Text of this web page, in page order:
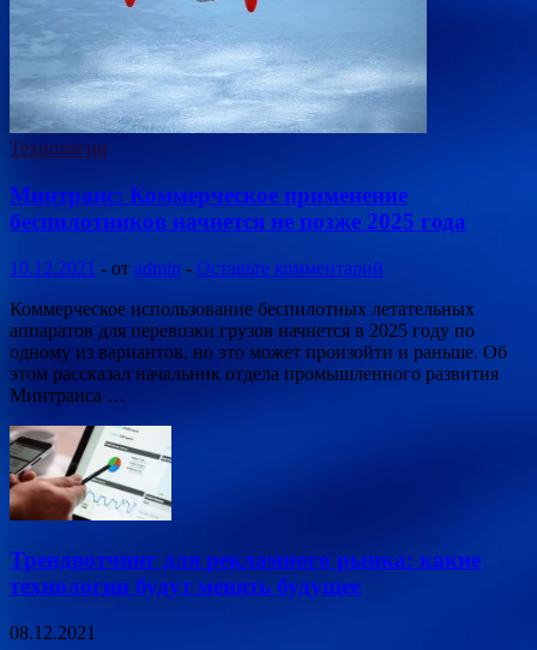
Технологии
Минтранс: Коммерческое применение
беспилотников начнется не позже 2025 года
10.12.2021 - от admin - Оставьте комментарий
Коммерческое использование беспилотных летательных
аппаратов для перевозки грузов начнется в 2025 году по
одному из вариантов, но это может произойти и раньше. Об
этом рассказал начальник отдела промышленного развития
Минтранса …
Трендвотчинг для рекламного рынка: какие
технологии будут менять будущее
08.12.2021